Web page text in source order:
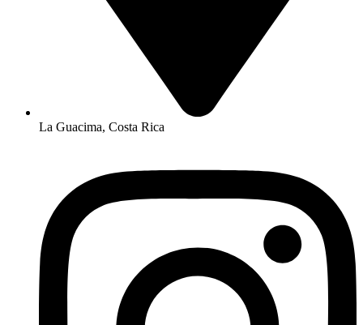
La Guacima, Costa Rica